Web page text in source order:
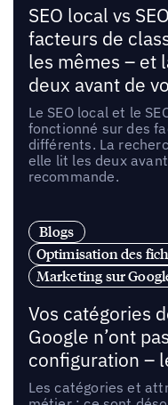
SEO local vs
facteurs de
les mêmes – et
deux avant de
Le SEO local et le
fonctionné sur des
différents. La
elle lit les deux
recommande.
Blogs
Optimisation des
Marketing sur
Vos catégories
Google n’ont
configuration –
Les catégories et